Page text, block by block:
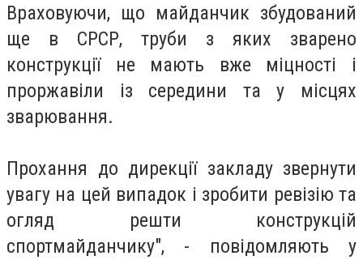
Враховуючи, що майданчик збудований
ще в СРСР, труби з яких зварено
конструкції не мають вже міцності і
проржавіли із середини та у місцях
зварювання.
Прохання до дирекції закладу звернути
увагу на цей випадок і зробити ревізію та
огляд решти конструкцій
спортмайданчику", - повідомляють у